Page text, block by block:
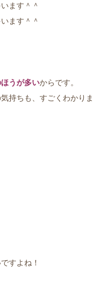
ます＾＾
ます＾＾
うが多いからです。
持ちも、すごくわかりま
すよね！